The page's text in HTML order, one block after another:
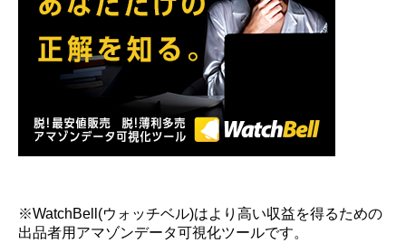
※WatchBell(ウォッチベル)はより高い収益を得るための
出品者用アマゾンデータ可視化ツールです。